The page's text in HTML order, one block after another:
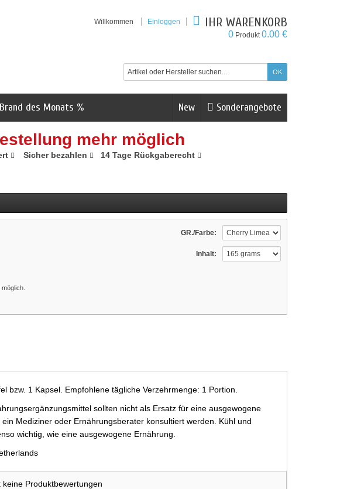
Willkommen Einloggen IHR WARENKORB
0 Produkt0.00 €
Sonderangebote
New
des Monats %
mehr möglich
Sicher bezahlen 14 Tage Rückgaberecht
GR./Farbe:
Inhalt:
1 Kapsel. Empfohlene tägliche Verzehrmenge: 1 Portion.
sollten nicht als Ersatz für eine ausgewogene
Mediziner oder Ernährungsberater konsultiert werden. Kühl und
wichtig, wie eine ausgewogene Ernährung.
keine Produktbewertungen